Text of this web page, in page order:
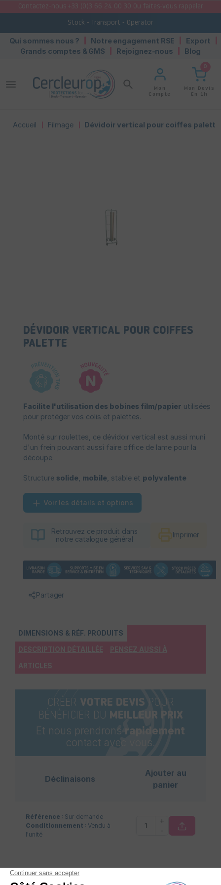
Contactez-nous +33 (0)3 66 24 00 30 Ou faites-vous rappeler
Stock - Transport - Operator
Qui sommes nous ? Notre engagement RSE
Export
Grands comptes & GMS
Rejoignez-nous Blog
search
Mon
Compte
0
Mon Devis
En 1h
menu
Accueil Filmage Dévidoir vertical pour coiffes palette
DÉVIDOIR VERTICAL POUR COIFFES
PALETTE
Facilite l'utilisation des bobines film/papier utilisées
pour protéger vos colis et palettes.
Monté sur roulettes, ce dévidoir vertical est aussi muni
d'un frein pouvant aussi faire office de lame pour la
découpe.
Structure solide mobile , stable et polyvalente
Voir les détails et options
Retrouvez ce produit dans
notre catalogue général
Imprimer
Partager
DIMENSIONS & RÉF. PRODUITS
DESCRIPTION DÉTAILLÉE PENSEZ AUSSI À
ARTICLES
CRÉER VOTRE DEVIS POUR
BÉNÉFICIER DU MEILLEUR PRIX
Et nous prendrons rapidement
contact avec vous.
Déclinaisons
Ajouter au
panier
Référence : Sur demande
Conditionnement : Vendu à
l'unité
+
-